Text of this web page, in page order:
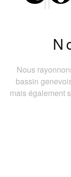
Nous
bassin
mais également